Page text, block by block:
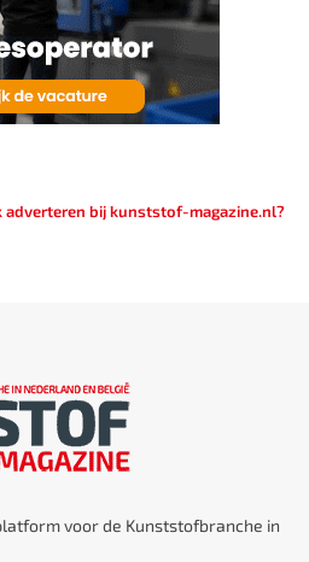
adverteren bij kunststof-magazine.nl?
voor de Kunststofbranche in